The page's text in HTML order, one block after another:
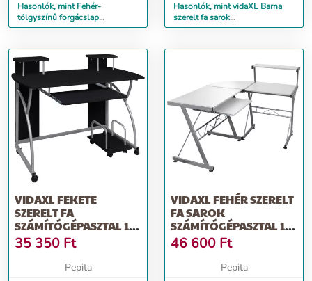
Hasonlók, mint Fehér-
tölgyszínű forgácslap
számítógépasztal 110 x 60 x 73
Hasonlók, mint vidaXL Barna
szerelt fa sarok
számítógépasztal 132 x 112 x
VIDAXL FEKETE
SZERELT FA
SZÁMÍTÓGÉPASZTAL 110
X 52 X 88,5 CM
35 350 Ft
Pepita
VIDAXL FEHÉR SZERELT
FA SAROK
SZÁMÍTÓGÉPASZTAL 132
X 112 X 99 CM
46 600 Ft
Pepita